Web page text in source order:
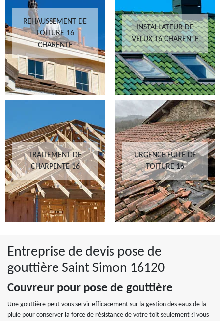
REHAUSSEMENT DE
TOITURE 16
CHARENTE
INSTALLATEUR DE
VELUX 16 CHARENTE
TRAITEMENT DE
CHARPENTE 16
URGENCE FUITE DE
TOITURE 16
Entreprise de devis pose de
gouttière Saint Simon 16120
Couvreur pour pose de gouttière
Une gouttière peut vous servir efficacement sur la gestion des eaux de la
pluie pour conserver la force de résistance de votre toit seulement si vous